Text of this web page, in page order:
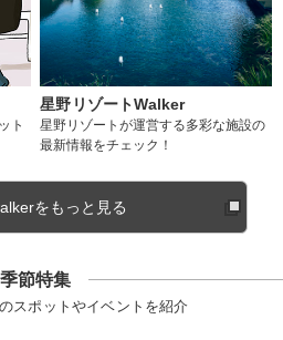
ト
星野リゾートWalker
星野リゾートが運営する多彩な施設の
最新情報をチェック！
をもっと見る
季節特集
スポットやイベントを紹介